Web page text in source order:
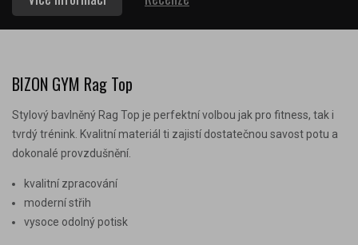
BIZON GYM Rag Top
Stylový bavlněný Rag Top je perfektní volbou jak pro fitness, tak i
tvrdý trénink. Kvalitní materiál ti zajistí dostatečnou savost potu a
dokonalé provzdušnění.
kvalitní zpracování
moderní střih
vysoce odolný potisk